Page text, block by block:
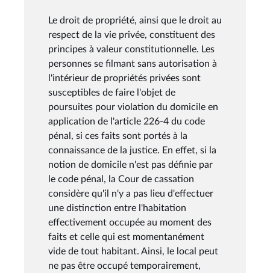
Le droit de propriété, ainsi que le droit au
respect de la vie privée, constituent des
principes à valeur constitutionnelle. Les
personnes se filmant sans autorisation à
l'intérieur de propriétés privées sont
susceptibles de faire l'objet de
poursuites pour violation du domicile en
application de l'article 226-4 du code
pénal, si ces faits sont portés à la
connaissance de la justice. En effet, si la
notion de domicile n'est pas définie par
le code pénal, la Cour de cassation
considère qu'il n'y a pas lieu d'effectuer
une distinction entre l'habitation
effectivement occupée au moment des
faits et celle qui est momentanément
vide de tout habitant. Ainsi, le local peut
ne pas être occupé temporairement,